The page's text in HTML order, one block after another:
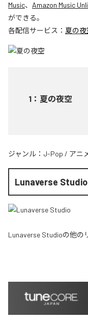
Music、 Amazon Music
ができる。
各配信サービス： 夏の夜
1 ： 夏の夜空
ジャンル： J-Pop / アニ
Lunaverse Studio
Lunaverse Studioの他の